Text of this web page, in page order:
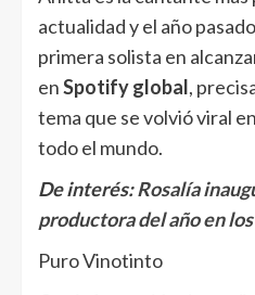
actualidad y el año
primera solista en
enSpotify global,
tema que se volvió viral
todo el mundo.
De interés:Rosalía
productora del año en
Puro Vinotinto